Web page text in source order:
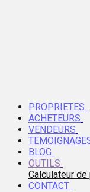
PROPRIETES
ACHETEURS
VENDEURS
BLOG
OUTILS
Calculateur
CONTACT